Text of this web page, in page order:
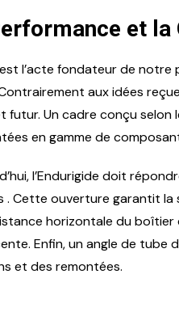
et
l’acte fondateur de
aux idées
futur. Un cadre conçu
en gamme de
l’Endurigide doit
Cette ouverture garantit
horizontale du
Enfin, un angle de
et des remontées.